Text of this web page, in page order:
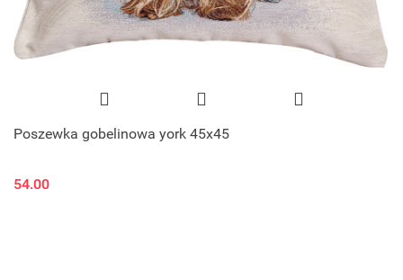
Poszewka gobelinowa york 45x45
54.00